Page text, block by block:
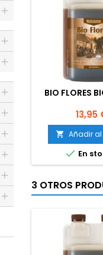
BIO FLORES
Precio
13,95
 Añadir
 En
3 OTROS